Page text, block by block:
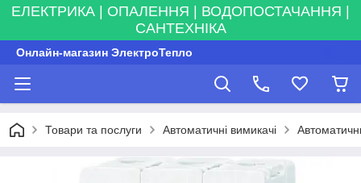
ЕЛЕКТРИКА | ОПАЛЕННЯ | ВОДОПОСТАЧАННЯ |
САНТЕХНІКА
Онлайн-магазин ЭлектроТепло
Товари та послуги Автоматичні вимикачі